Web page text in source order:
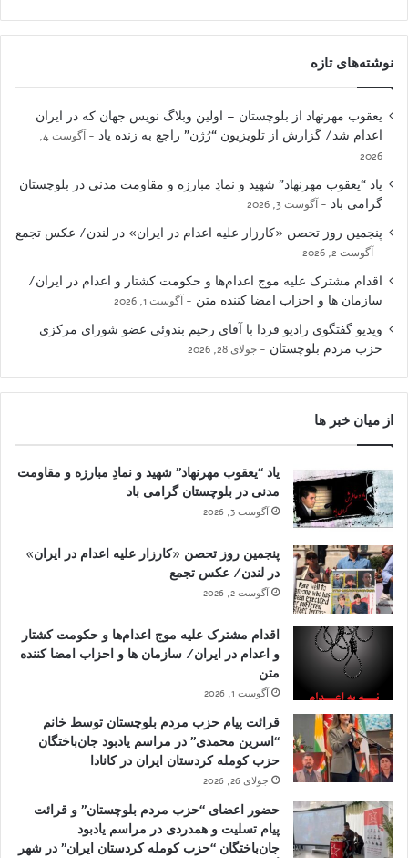
نوشته‌های تازه
یعقوب مهرنهاد از بلوچستان – اولین وبلاگ نویس جهان که در ایران
اعدام شد/ گزارش از تلویزیون “رُژن” راجع به زنده یاد
آگوست 4,
2026
یاد “یعقوب مهرنهاد” شهید و نمادِ مبارزه و مقاومت مدنی در بلوچستان
گرامی باد
آگوست 3, 2026
پنجمین روز تحصن «کارزار علیه اعدام در ایران» در لندن/ عکس تجمع
آگوست 2, 2026
اقدام مشترک علیه موج اعدام‌ها و حکومت کشتار و اعدام در ایران/
سازمان ها و احزاب امضا کننده متن
آگوست 1, 2026
ویدیو گفتگوی رادیو فردا با آقای رحیم بندوئی عضو شورای مرکزی
حزب مردم بلوچستان
جولای 28, 2026
از میان خبر ها
یاد “یعقوب مهرنهاد” شهید و نمادِ مبارزه و مقاومت
مدنی در بلوچستان گرامی باد
آگوست 3, 2026
پنجمین روز تحصن «کارزار علیه اعدام در ایران»
در لندن/ عکس تجمع
آگوست 2, 2026
اقدام مشترک علیه موج اعدام‌ها و حکومت کشتار
و اعدام در ایران/ سازمان ها و احزاب امضا کننده
متن
آگوست 1, 2026
قرائت پیام حزب مردم بلوچستان توسط خانم
“اسرین محمدی” در مراسم یادبود جان‌باختگان
حزب کومله کردستان ایران در کانادا
جولای 26, 2026
حضور اعضای “حزب مردم بلوچستان” و قرائت
پیام تسلیت و همدردی در مراسم یادبود
جان‌باختگان “حزب کومله کردستان ایران” در شهر